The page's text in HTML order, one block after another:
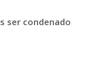
ser condenado